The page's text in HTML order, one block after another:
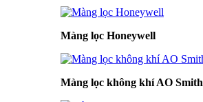
Màng lọc Honeywell
Màng lọc không khí AO Smith